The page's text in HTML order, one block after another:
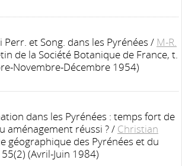
Perr. et Song. dans les Pyrénées / M-R.
de la Société Botanique de France, t.
Novembre-Décembre 1954)
dans les Pyrénées : temps fort de
aménagement réussi ?/ Christian
géographique des Pyrénées et du
(Avril-Juin 1984)